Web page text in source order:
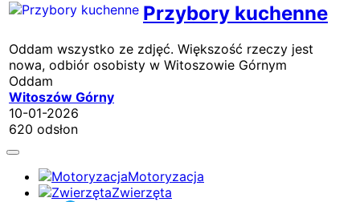
Przybory kuchenne
Oddam wszystko ze zdjęć. Większość rzeczy jest
nowa, odbiór osobisty w Witoszowie Górnym
Oddam
Witoszów Górny
10-01-2026
620 odsłon
Motoryzacja
Zwierzęta